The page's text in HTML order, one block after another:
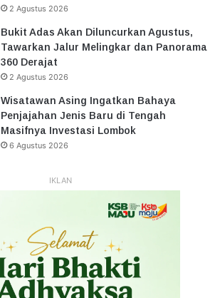
2 Agustus 2026
Bukit Adas Akan Diluncurkan Agustus,
Tawarkan Jalur Melingkar dan Panorama
360 Derajat
2 Agustus 2026
Wisatawan Asing Ingatkan Bahaya
Penjajahan Jenis Baru di Tengah
Masifnya Investasi Lombok
6 Agustus 2026
IKLAN